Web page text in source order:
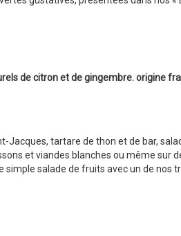
de citron et de gingembre. origine
Jacques, tartare de thon et de bar,
et viandes blanches ou même sur
simple salade de fruits avec un de nos